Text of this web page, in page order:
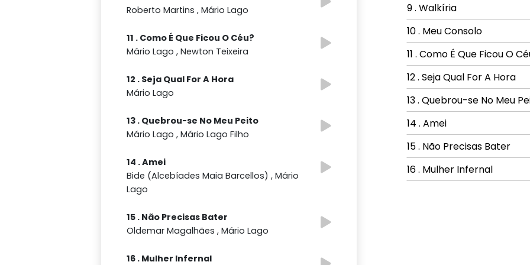
Roberto Martins , Mário Lago
11 . Como É Que Ficou O Céu?
Mário Lago , Newton Teixeira
12 . Seja Qual For A Hora
Mário Lago
13 . Quebrou-se No Meu Peito
Mário Lago , Mário Lago Filho
14 . Amei
Bide (Alcebíades Maia Barcellos) , Mário
Lago
15 . Não Precisas Bater
Oldemar Magalhães , Mário Lago
16 . Mulher Infernal
9 . Walkíria
10 . Meu Consolo
11 . Como É Que Ficou O
12 . Seja Qual For A Hora
13 . Quebrou-se No Meu
14 . Amei
15 . Não Precisas Bater
16 . Mulher Infernal